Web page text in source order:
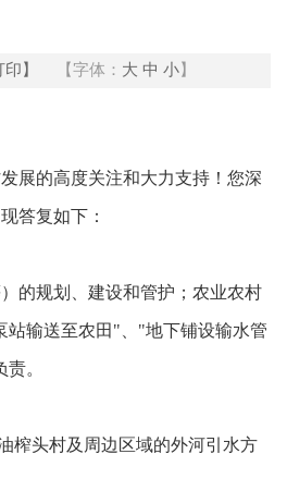
印】 【字体： 大 中 小】
展的高度关注和大力支持！您深
答复如下：
的规划、建设和管护；农业农村
站输送至农田"、"地下铺设输水管
责。
榨头村及周边区域的外河引水方